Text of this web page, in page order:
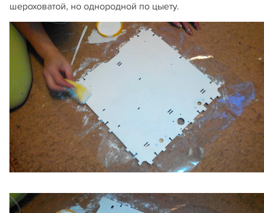
шероховатой, но однородной по цыету.